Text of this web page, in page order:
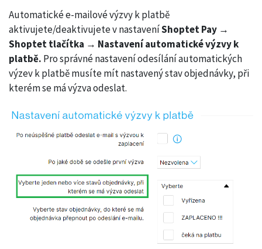
Automatické e-mailové výzvy k platbě
aktivujete/deaktivujete v nastaveníShoptet Pay →
Shoptet tlačítka → Nastavení automatické výzvy k
platbě. Pro správné nastavení odesílání automatických
výzev k platbě musíte mít nastavený stav objednávky, při
kterém se má výzva odeslat.